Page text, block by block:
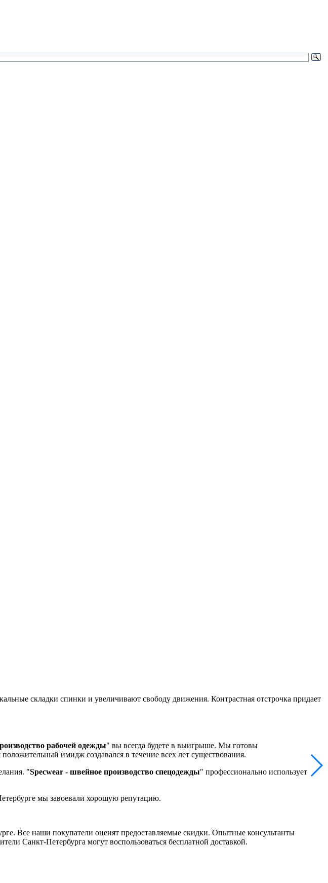
складки спинки и увеличивают свободу движения. Контрастная отстрочка придает
рабочей одежды" вы всегда будете в выигрыше. Мы готовы
имидж создавался в течение всех лет существования.
"Specwear - швейное производство спецодежды" профессионально использует
мы завоевали хорошую репутацию.
Все наши покупатели оценят предоставляемые скидки. Опытные консультанты
Санкт-Петербурга могут воспользоваться бесплатной доставкой.